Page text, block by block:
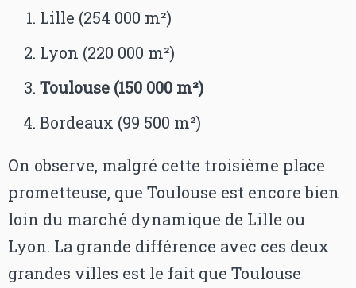
Lille (254 000 m²)
Lyon (220 000 m²)
Toulouse (150 000 m²)
Bordeaux (99 500 m²)
On observe, malgré cette troisième place
prometteuse, que Toulouse est encore bien
loin du marché dynamique de Lille ou
Lyon. La grande différence avec ces deux
grandes villes est le fait que Toulouse